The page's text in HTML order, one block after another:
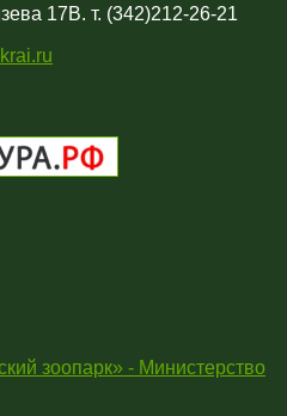
17В. т. (342)212-26-21
зоопарк» - Министерство